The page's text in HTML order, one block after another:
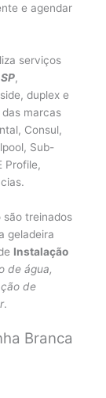
e agendar
serviços
,
duplex e
marcas
Consul,
Sub-
Profile,
são treinados
geladeira
Instalação
de água,
de
.
Branca